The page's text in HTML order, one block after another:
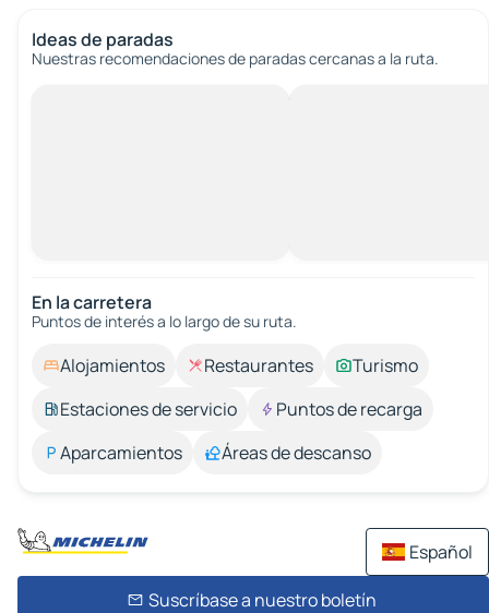
Ideas de paradas
Nuestras recomendaciones de paradas cercanas a la ruta.
En la carretera
Puntos de interés a lo largo de su ruta.
Alojamientos Restaurantes
Turismo
Estaciones de servicio
Puntos de recarga
Aparcamientos
Áreas de descanso
Español
Suscríbase a nuestro boletín